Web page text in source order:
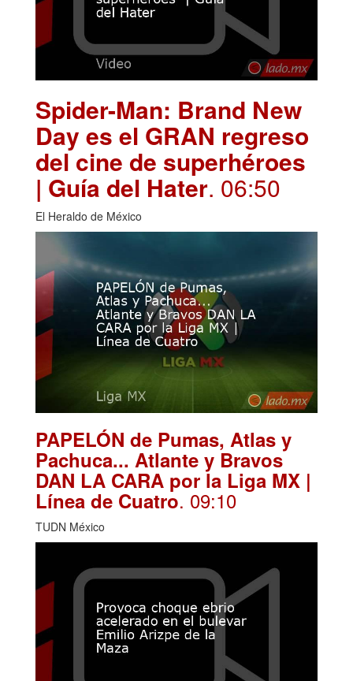
Spider-Man: Brand New
Day es el GRAN regreso
del cine de superhéroes
| Guía del Hater. 06:50
El Heraldo de México
PAPELÓN de Pumas, Atlas y
Pachuca... Atlante y Bravos
DAN LA CARA por la Liga MX |
Línea de Cuatro. 09:10
TUDN México